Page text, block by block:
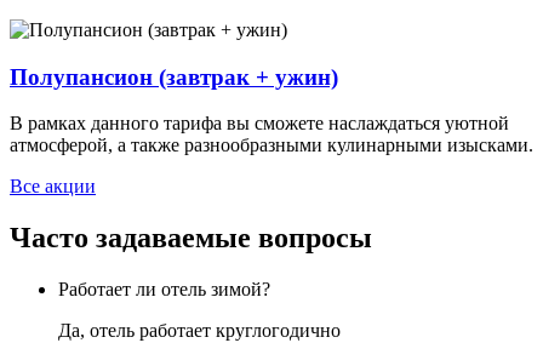
Полупансион (завтрак + ужин)
В рамках данного тарифа вы сможете наслаждаться уютной
атмосферой, а также разнообразными кулинарными изысками.
Все акции
Часто задаваемые вопросы
Работает ли отель зимой?
Да, отель работает круглогодично